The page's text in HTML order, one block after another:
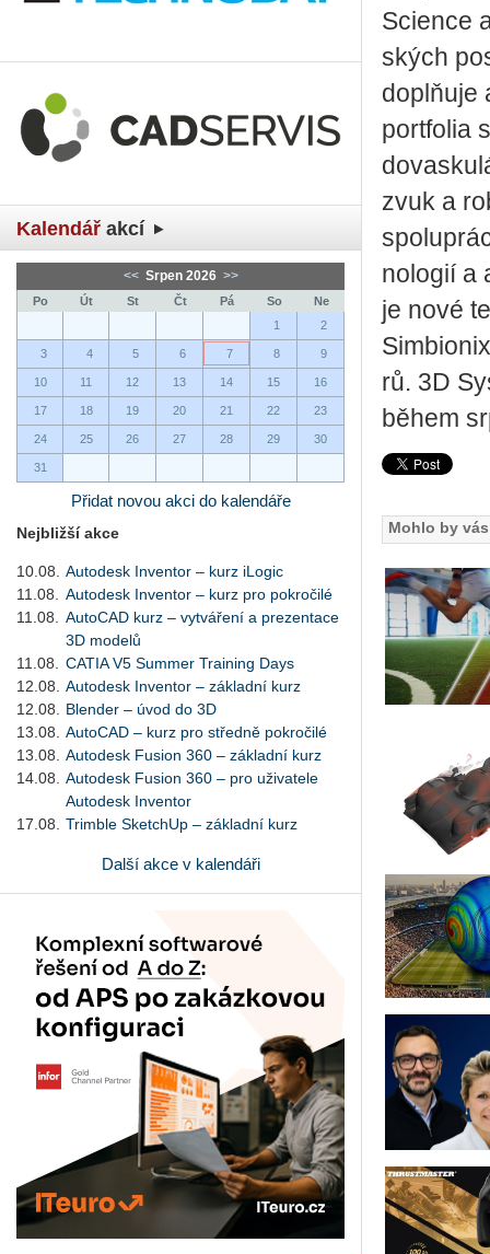
Kalendář akcí
<< Srpen 2026 >>
Po Út St Čt Pá So
Ne
1
2
3 4 5 6 7 8 9
10 11 12 13 14 15 16
17 18 19 20 21 22 23
24 25 26 27 28 29 30
31
Přidat novou akci do kalendáře
Nejbližší akce
10.08.
Autodesk Inventor – kurz iLogic
11.08.
Autodesk Inventor – kurz pro pokročilé
11.08.
AutoCAD kurz – vytváření a prezentace
3D modelů
11.08.
CATIA V5 Summer Training Days
12.08.
Autodesk Inventor – základní kurz
12.08.
Blender – úvod do 3D
13.08.
AutoCAD – kurz pro středně pokročilé
13.08.
Autodesk Fusion 360 – základní kurz
14.08.
Autodesk Fusion 360 – pro uživatele
Autodesk Inventor
17.08.
Trimble SketchUp – základní kurz
Další akce v kalendáři
Science
ských
doplňuje
port­fo­lia
zvuk a
no­lo­gií a
je nové
rů. 3D
během
Mohlo by